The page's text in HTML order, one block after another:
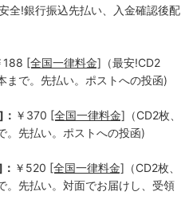
全!銀行振込先払い、入金確認後配
188 [全国一律料金] （最安!CD2
まで。先払い。ポストへの投函)
￥370 [全国一律料金] （CD2枚、
。先払い。ポストへの投函)
￥520 [全国一律料金] （CD2枚、
。先払い。対面でお届けし、受領